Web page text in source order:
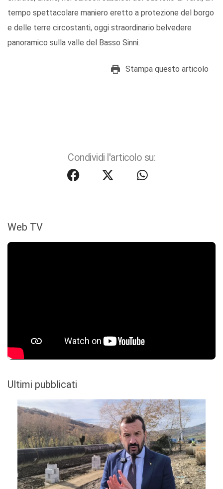
tempo spettacolare maniero eretto a protezione del borgo
e delle terre circostanti, oggi straordinario belvedere
panoramico sulla valle del Basso Sinni.
Stampa questo articolo
Condividi l'articolo su:
Web TV
Ultimi pubblicati